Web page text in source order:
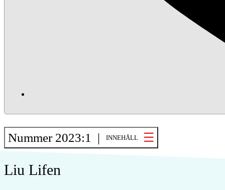
Nummer 2023:1 | INNEHÅLL
Liu Lifen